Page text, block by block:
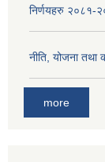
निर्णयहरु २०८१-
नीति, योजना तथा
more